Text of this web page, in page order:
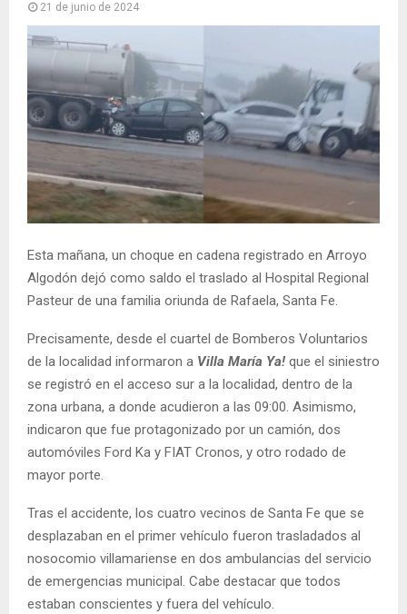
21 de junio de 2024
Esta mañana, un choque en cadena registrado en Arroyo
Algodón dejó como saldo el traslado al Hospital Regional
Pasteur de una familia oriunda de Rafaela, Santa Fe.
Precisamente, desde el cuartel de Bomberos Voluntarios
de la localidad informaron a Villa María Ya! que el siniestro
se registró en el acceso sur a la localidad, dentro de la
zona urbana, a donde acudieron a las 09:00. Asimismo,
indicaron que fue protagonizado por un camión, dos
automóviles Ford Ka y FIAT Cronos, y otro rodado de
mayor porte.
Tras el accidente, los cuatro vecinos de Santa Fe que se
desplazaban en el primer vehículo fueron trasladados al
nosocomio villamariense en dos ambulancias del servicio
de emergencias municipal. Cabe destacar que todos
estaban conscientes y fuera del vehículo.